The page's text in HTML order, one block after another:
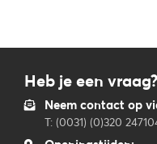
Heb je een vraag?
Neem contact op
T: (0031) (0)320